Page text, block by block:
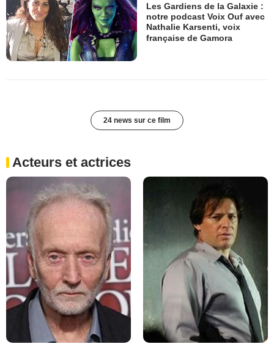
Les Gardiens de la Galaxie :
notre podcast Voix Ouf avec
Nathalie Karsenti, voix
française de Gamora
24 news sur ce film
Acteurs et actrices